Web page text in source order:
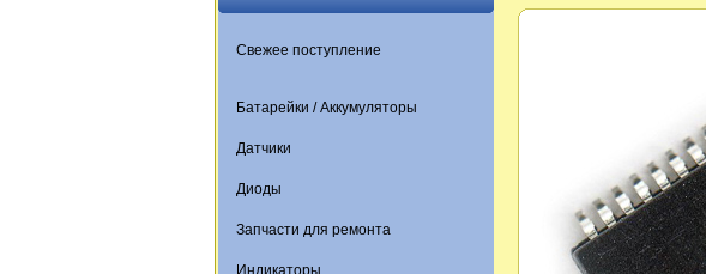
Свежее поступление
Батарейки / Аккумуляторы
Датчики
Диоды
Запчасти для ремонта
Индикаторы